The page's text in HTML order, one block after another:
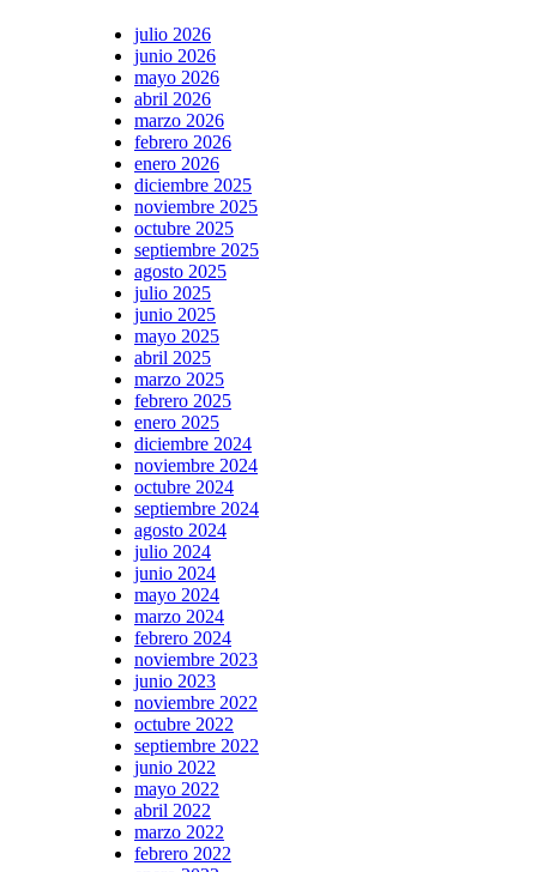
julio 2026
junio 2026
mayo 2026
abril 2026
marzo 2026
febrero 2026
enero 2026
diciembre 2025
noviembre 2025
octubre 2025
septiembre 2025
agosto 2025
julio 2025
junio 2025
mayo 2025
abril 2025
marzo 2025
febrero 2025
enero 2025
diciembre 2024
noviembre 2024
octubre 2024
septiembre 2024
agosto 2024
julio 2024
junio 2024
mayo 2024
marzo 2024
febrero 2024
noviembre 2023
junio 2023
noviembre 2022
octubre 2022
septiembre 2022
junio 2022
mayo 2022
abril 2022
marzo 2022
febrero 2022